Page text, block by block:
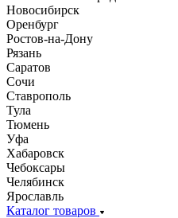
Новосибирск
Оренбург
Ростов-на-Дону
Рязань
Саратов
Сочи
Ставрополь
Тула
Тюмень
Уфа
Хабаровск
Чебоксары
Челябинск
Ярославль
Каталог товаров